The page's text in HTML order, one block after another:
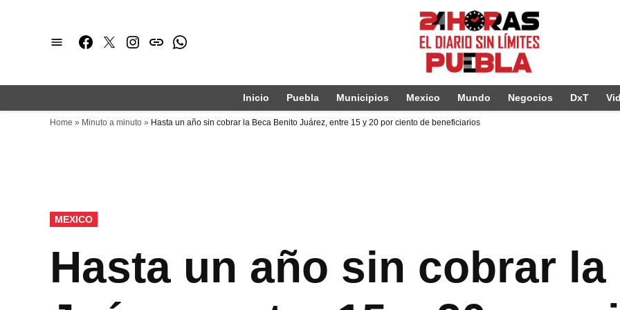
Facebook
TwitterInstagram
issuuWhatsapp
Inicio Puebla Municipios Mexico Mundo Negocios DxT
Home » Minuto a minuto » Hasta un año sin cobrar la Beca Benito Juárez, entre 15 y 20 por ciento de beneficiarios
PUBLICADO
EN
MEXICO
Hasta un año sin cobrar